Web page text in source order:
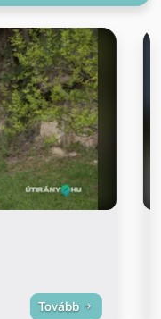
Tovább